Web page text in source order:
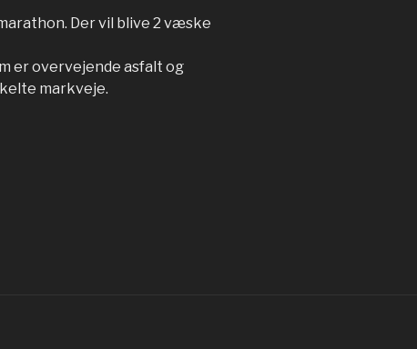
Der vil blive 2 væske
er overvejende asfalt og
markveje.